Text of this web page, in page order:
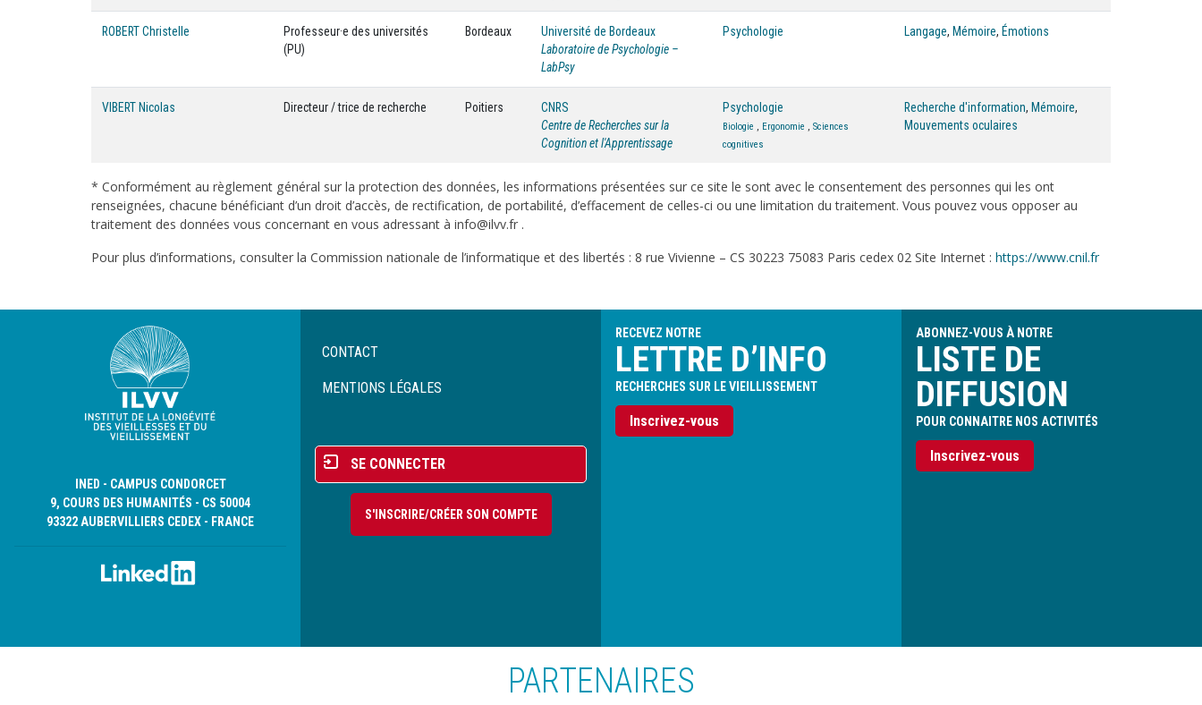
ROBERT Christelle
Professeur·e des universités
(PU)
Bordeaux
Université de Bordeaux
Laboratoire de Psychologie –
LabPsy
Psychologie Langage, Mémoire, Émotions
VIBERT Nicolas Directeur / trice de recherche Poitiers
CNRS
Centre de Recherches sur la
Cognition et l'Apprentissage
Psychologie
Biologie , Ergonomie , Sciences
cognitives
Recherche d'information, Mémoire,
Mouvements oculaires
* Conformément au règlement général sur la protection des données, les informations présentées sur ce site le sont avec le consentement des personnes qui les ont
renseignées, chacune bénéficiant d’un droit d’accès, de rectification, de portabilité, d’effacement de celles-ci ou une limitation du traitement. Vous pouvez vous opposer au
traitement des données vous concernant en vous adressant à info@ilvv.fr .
Pour plus d’informations, consulter la Commission nationale de l’informatique et des libertés : 8 rue Vivienne – CS 30223 75083 Paris cedex 02 Site Internet : https://www.cnil.fr
INED - CAMPUS CONDORCET
9, COURS DES HUMANITÉS - CS 50004
93322 AUBERVILLIERS CEDEX - FRANCE
Menu
de
CONTACT
MENTIONS LÉGALES
Menu
du
compte
l'utilisateur
SE CONNECTER
S'INSCRIRE/CRÉER SON COMPTE
RECEVEZ NOTRE
LETTRE D’INFO
RECHERCHES SUR LE VIEILLISSEMENT
Inscrivez-vous
ABONNEZ-VOUS À NOTRE
LISTE DE
DIFFUSION
POUR CONNAITRE NOS ACTIVITÉS
Inscrivez-vous
PARTENAIRES